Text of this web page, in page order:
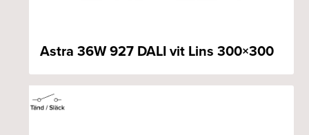
Astra 36W 927 DALI vit Lins 300×300